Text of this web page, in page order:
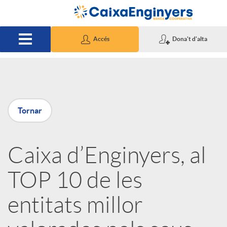
Salta al contingut principal
Accés Dona't d'alta
P
u
b
Tornar
Caixa d’Enginyers, al
TOP 10 de les
entitats millor